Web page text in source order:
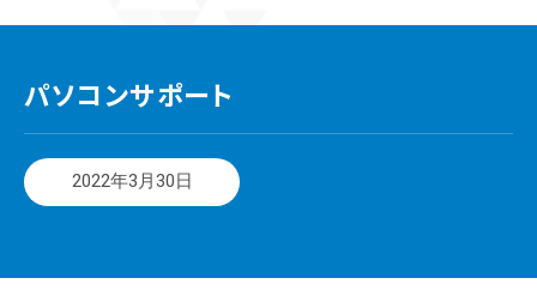
パソコンサポート
2022年3月30日